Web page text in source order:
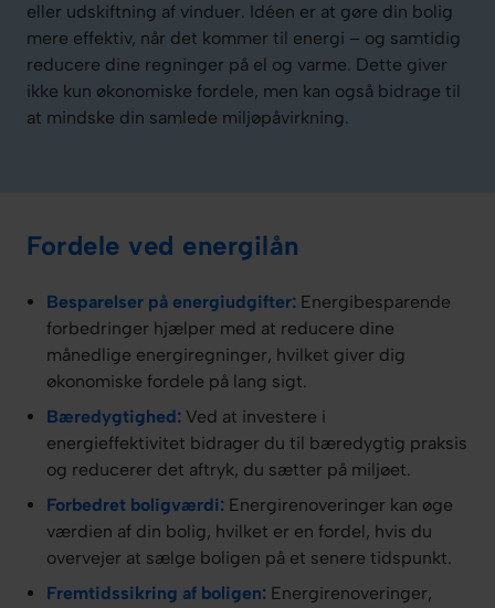
eller udskiftning af vinduer. Idéen er at gøre din bolig
mere effektiv, når det kommer til energi – og samtidig
reducere dine regninger på el og varme. Dette giver
ikke kun økonomiske fordele, men kan også bidrage til
at mindske din samlede miljøpåvirkning.
Fordele ved energilån
Besparelser på energiudgifter: Energibesparende
forbedringer hjælper med at reducere dine
månedlige energiregninger, hvilket giver dig
økonomiske fordele på lang sigt.
Bæredygtighed: Ved at investere i
energieffektivitet bidrager du til bæredygtig praksis
og reducerer det aftryk, du sætter på miljøet.
Forbedret boligværdi: Energirenoveringer kan øge
værdien af din bolig, hvilket er en fordel, hvis du
overvejer at sælge boligen på et senere tidspunkt.
Fremtidssikring af boligen: Energirenoveringer,